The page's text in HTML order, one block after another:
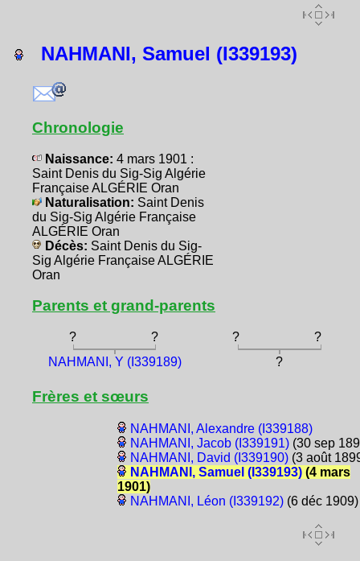
NAHMANI, Samuel (I339193)
Chronologie
Naissance: 4 mars 1901 :
Saint Denis du Sig-Sig Algérie
Française ALGÉRIE Oran
Naturalisation: Saint Denis
du Sig-Sig Algérie Française
ALGÉRIE Oran
Décès: Saint Denis du Sig-
Sig Algérie Française ALGÉRIE
Oran
Parents et grand-parents
? ? ?
?
NAHMANI, Y (I339189)
?
Frères et sœurs
NAHMANI, Alexandre (I339188)
NAHMANI, Jacob (I339191)(30 sep
NAHMANI, David (I339190)(3 août
NAHMANI, Samuel (I339193)(4 mars
1901)
NAHMANI, Léon (I339192)(6 déc 1909)